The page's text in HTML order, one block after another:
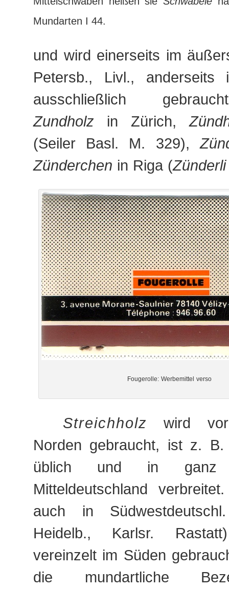
Mundarten I 44.
und wird einerseits im
Petersb., Livl.,
ausschließlich
Zundholz in Zürich,
(Seiler Basl. M. 329),
Zünderchen in Riga (Zünderli
Fougerolle: Werbemittel verso
Streichholz wird
Norden gebraucht, ist z.
üblich und in ganz
Mitteldeutschland
auch in
Heidelb., Karlsr.
vereinzelt im Süden
die mundartliche